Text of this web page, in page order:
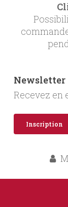
Newsletter
Recevez en
Inscription